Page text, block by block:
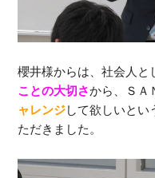
櫻井様からは、社会人と
ことの大切さから、ＳＡ
ャレンジして欲しいと
ただきました。